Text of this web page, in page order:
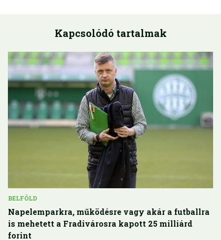
Kapcsolódó tartalmak
BELFÖLD
Napelemparkra, működésre vagy akár a futballra
is mehetett a Fradivárosra kapott 25 milliárd
forint